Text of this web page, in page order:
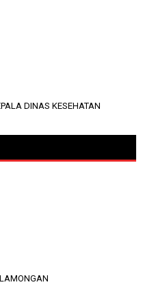
DINAS KESEHATAN